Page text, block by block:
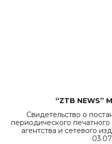
“ZTB NEWS”
Свидетельство о
периодического
агентства и сетевого